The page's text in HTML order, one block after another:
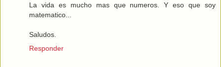
La vida es mucho mas que numeros. Y eso que soy
matematico...
Saludos.
Responder